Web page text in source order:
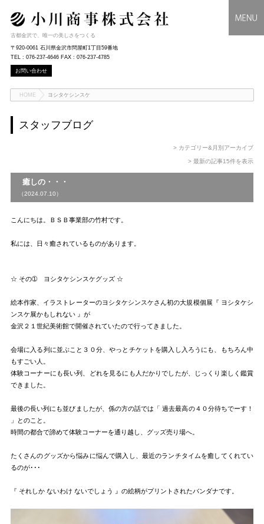
古都金沢で、唯一の美しさをつくる
〒920-0061 石川県金沢市問屋町1丁目59番地
TEL : 076-237-4646 FAX : 076-237-4785
お問い合わせ
HOME ヨシタケシンスケ
スタッフブログ
> カテゴリー&月別アーカイブ
> 最新の記事15件を表示
癒しの・・・
（2024.07.10）
こんにちは。ＢＳＢ事業部の竹村です。
私には、日々癒されているものがあります。
☆ その➀ ヨシタケシンスケグッズ ☆
絵本作家、イラストレーターのヨシタケシンスケさん初の大規模個展『 ヨシタケシ
ンスケ展かもしれない 』が
金沢２１世紀美術館で開催されていたので行ってきました。
会場に入る列に並ぶこと３０分、やっとチケットを購入し入ろうにも、もちろん中
もすごい人。
体験コーナーにも長い列、どれを見るにも人だかりでしたが、じっくり楽しく鑑賞
できました。
最後の長い列にも並びましたが、係の方の話では「 過去最高の４０分待ちでーす！
」とのこと。
時間の都合で諦めて体験コーナーを通り越し、グッズ売り場へ。
たくさんのグッズから悩みに悩んで購入し、最近のランチタイムを癒してくれてい
るのが･･･
『 それしか ないわけ ないでしょう 』の絵柄がプリントされたバンダナです。